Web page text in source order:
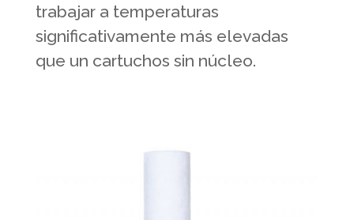
trabajar a temperaturas
significativamente más elevadas
que un cartuchos sin núcleo.